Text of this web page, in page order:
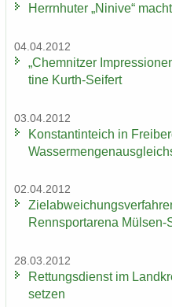
Herrn­hu­ter „Ni­ni­ve“
04.04.2012
„Chem­nit­zer
ti­ne Kurth-​Seifert
03.04.2012
Kon­stan­tin­teich in
02.04.2012
Rennsportarena Mülsen-​
28.03.2012
Ret­tungs­dienst im
set­zen